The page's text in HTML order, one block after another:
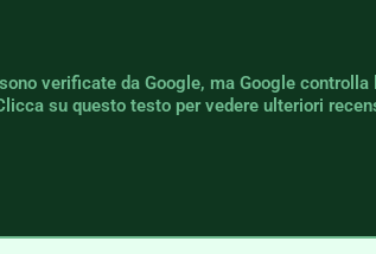
verificate da Google, ma Google
su questo testo per vedere ulteriori